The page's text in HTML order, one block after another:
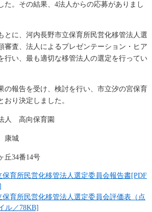
た。その結果、4法人からの応募がありまし
とに、河内長野市立保育所民営化移管法人選
審査、法人によるプレゼンテーション・ヒア
行い、最も適切な移管法人の選定を行ってい
報告を受け、検討を行い、市立汐の宮保育
おり決定しました。
人 高向保育園
康城
丘34番14号
保育所民営化移管法人選定委員会報告書[PDF
保育所民営化移管法人選定委員会評価表（点
ル／78KB]